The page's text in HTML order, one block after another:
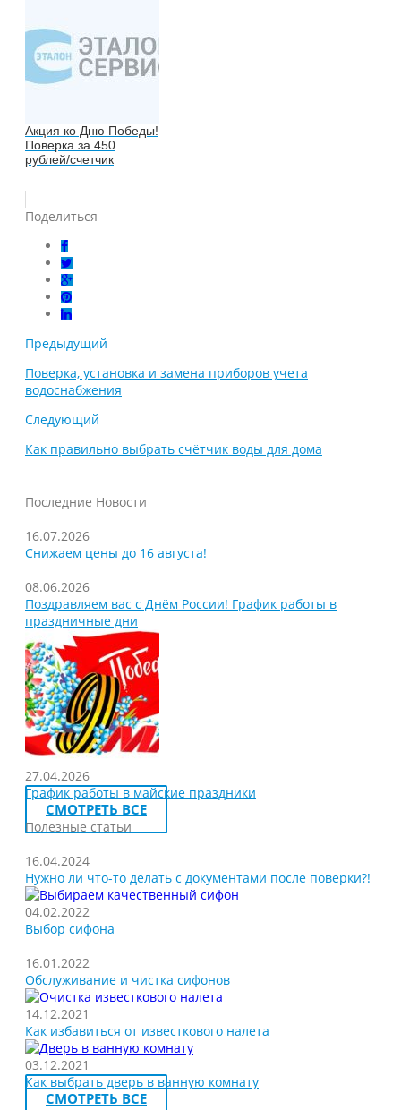
Акция ко Дню Победы!
Поверка за 450
рублей/счетчик
Поделиться
Предыдущий
Поверка, установка и замена приборов учета
водоснабжения
Следующий
Как правильно выбрать счётчик воды для дома
Последние Новости
16.07.2026
Снижаем цены до 16 августа!
08.06.2026
Поздравляем вас с Днём России! График работы в
праздничные дни
27.04.2026
График работы в майские праздники
СМОТРЕТЬ ВСЕ
Полезные статьи
16.04.2024
Нужно ли что-то делать с документами после поверки?!
04.02.2022
Выбор сифона
16.01.2022
Обслуживание и чистка сифонов
14.12.2021
Как избавиться от известкового налета
03.12.2021
Как выбрать дверь в ванную комнату
СМОТРЕТЬ ВСЕ